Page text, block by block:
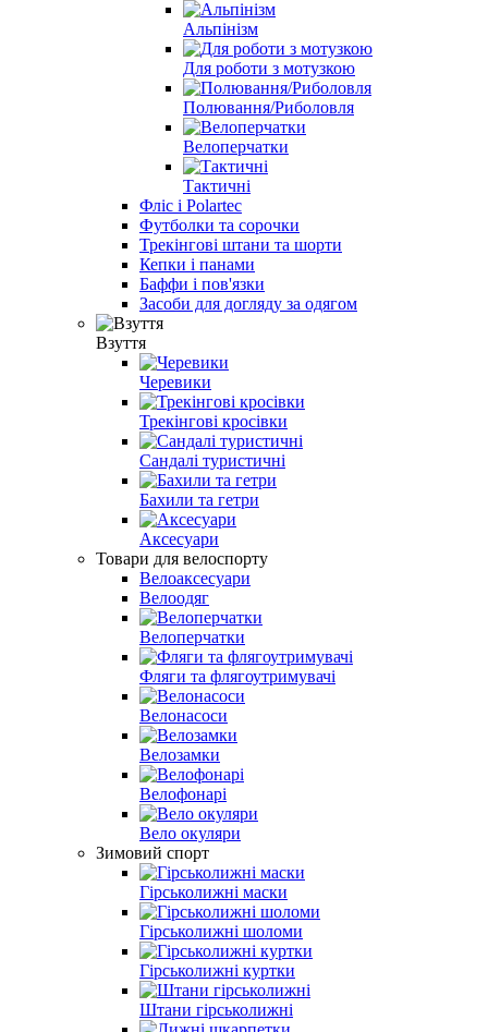
Альпінізм
Для роботи з мотузкою
Полювання/Риболовля
Велоперчатки
Тактичні
Фліс і Polartec
Футболки та сорочки
Трекінгові штани та шорти
Кепки і панами
Баффи і пов'язки
Засоби для догляду за одягом
Взуття
Черевики
Трекінгові кросівки
Сандалі туристичні
Бахили та гетри
Аксесуари
Товари для велоспорту
Велоаксесуари
Велоодяг
Велоперчатки
Фляги та флягоутримувачі
Велонасоси
Велозамки
Велофонарі
Вело окуляри
Зимовий спорт
Гірськолижні маски
Гірськолижні шоломи
Гірськолижні куртки
Штани гірськолижні